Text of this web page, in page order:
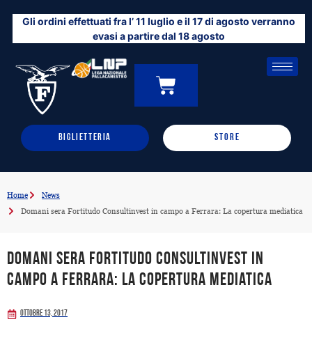
contenuto
Gli ordini effettuati fra l’ 11 luglio e il 17 di agosto verranno
evasi a partire dal 18 agosto
0
CARRELLO
BIGLIETTERIA STORE
Home
News
Domani sera Fortitudo Consultinvest in campo a Ferrara: La copertura mediatica
Domani sera Fortitudo Consultinvest in
campo a Ferrara: La copertura mediatica
Ottobre 13, 2017